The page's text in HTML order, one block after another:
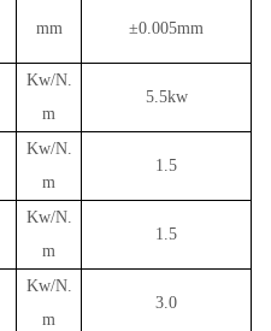
mm ±0.005mm
Kw/N.
m
5.5kw
Kw/N.
m
1.5
Kw/N.
m
1.5
Kw/N.
m
3.0